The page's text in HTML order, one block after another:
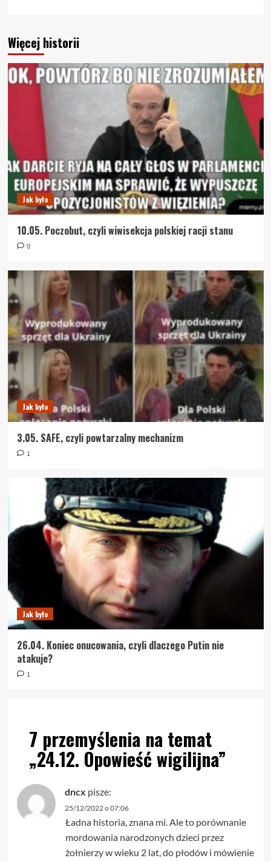
Więcej historii
Jak było
10.05. Poczobut, czyli wiwisekcja polskiej racji stanu
0
Jak było
3.05. SAFE, czyli powtarzalny mechanizm
1
Jak było
26.04. Koniec onucowania, czyli dlaczego Putin nie
atakuje?
1
7 przemyślenia na temat
„24.12. Opowieść wigilijna”
dncx pisze:
25/12/2022 o 07:06
Ładna historia, znana mi. Ale to porównanie
mordowania narodzonych dzieci przez
żołnierzy w wieku 2 lat, do płodów i mówienie